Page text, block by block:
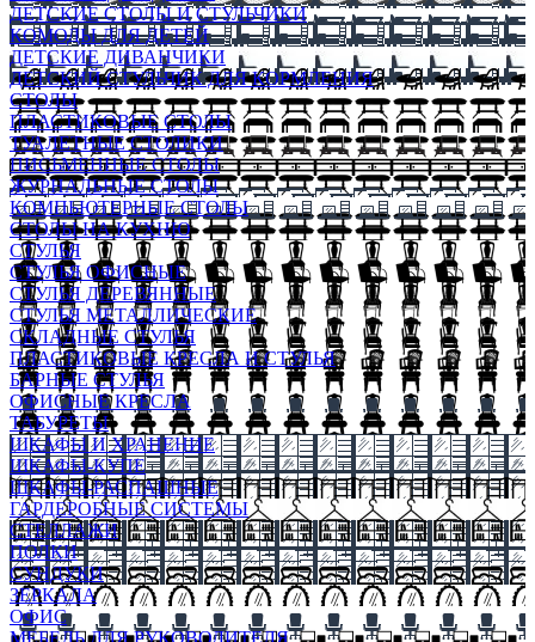
ДЕТСКИЕ СТОЛЫ И СТУЛЬЧИКИ
КОМОДЫ ДЛЯ ДЕТЕЙ
ДЕТСКИЕ ДИВАНЧИКИ
ДЕТСКИЙ СТУЛЬЧИК ДЛЯ КОРМЛЕНИЯ
СТОЛЫ
ПЛАСТИКОВЫЕ СТОЛЫ
ТУАЛЕТНЫЕ СТОЛИКИ
ПИСЬМЕННЫЕ СТОЛЫ
ЖУРНАЛЬНЫЕ СТОЛЫ
КОМПЬЮТЕРНЫЕ СТОЛЫ
СТОЛЫ НА КУХНЮ
СТУЛЬЯ
СТУЛЬЯ ОФИСНЫЕ
СТУЛЬЯ ДЕРЕВЯННЫЕ
СТУЛЬЯ МЕТАЛЛИЧЕСКИЕ
СКЛАДНЫЕ СТУЛЬЯ
ПЛАСТИКОВЫЕ КРЕСЛА И СТУЛЬЯ
БАРНЫЕ СТУЛЬЯ
ОФИСНЫЕ КРЕСЛА
ТАБУРЕТЫ
ШКАФЫ И ХРАНЕНИЕ
ШКАФЫ-КУПЕ
ШКАФЫ-РАСПАШНЫЕ
ГАРДЕРОБНЫЕ СИСТЕМЫ
СТЕЛЛАЖИ
ПОЛКИ
СУНДУКИ
ЗЕРКАЛА
ОФИС